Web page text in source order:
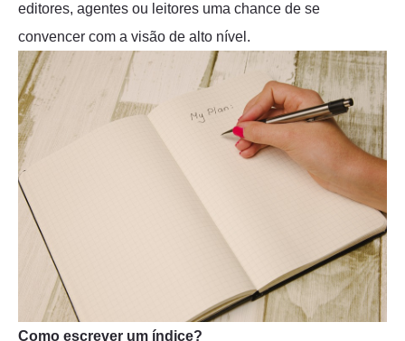
editores, agentes ou leitores uma chance de se
convencer com a visão de alto nível.
Como escrever um índice?